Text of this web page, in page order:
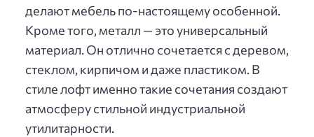
делают мебель по-настоящему особенной.
Кроме того, металл — это универсальный
материал. Он отлично сочетается с деревом,
стеклом, кирпичом и даже пластиком. В
стиле лофт именно такие сочетания создают
атмосферу стильной индустриальной
утилитарности.